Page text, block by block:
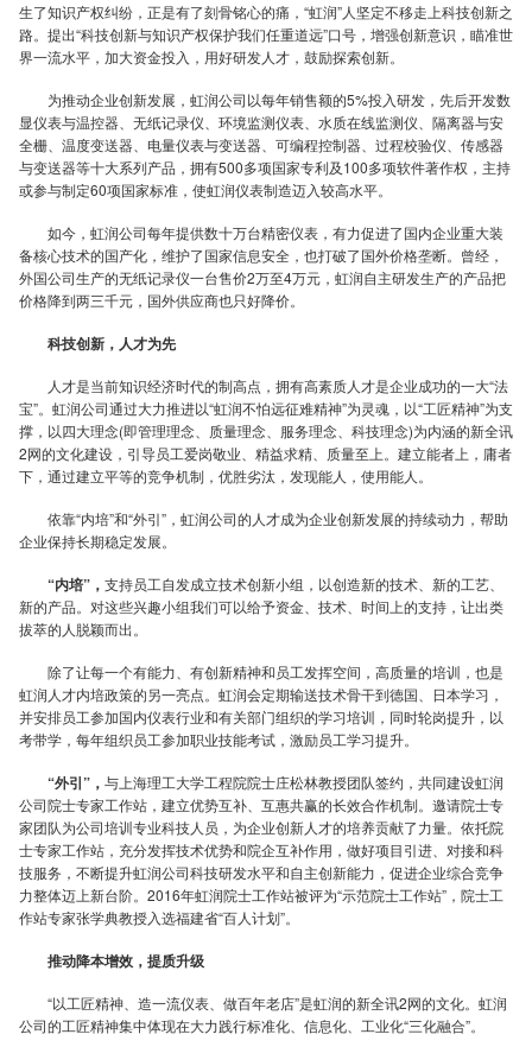
心
一
意
干
实
业，
心
生了知识产权纠纷，正是有了刻骨铭心的痛，“虹润”人坚定不移走上科技创新之
路。提出“科技创新与知识产权保护我们任重道远”口号，增强创新意识，瞄准世
界一流水平，加大资金投入，用好研发人才，鼓励探索创新。
为推动企业创新发展，虹润公司以每年销售额的5%投入研发，先后开发数
显仪表与温控器、无纸记录仪、环境监测仪表、水质在线监测仪、隔离器与安
全栅、温度变送器、电量仪表与变送器、可编程控制器、过程校验仪、传感器
与变送器等十大系列产品，拥有500多项国家专利及100多项软件著作权，主持
或参与制定60项国家标准，使虹润仪表制造迈入较高水平。
如今，虹润公司每年提供数十万台精密仪表，有力促进了国内企业重大装
备核心技术的国产化，维护了国家信息安全，也打破了国外价格垄断。曾经，
外国公司生产的无纸记录仪一台售价2万至4万元，虹润自主研发生产的产品把
价格降到两三千元，国外供应商也只好降价。
科技创新，人才为先
人才是当前知识经济时代的制高点，拥有高素质人才是企业成功的一大“法
宝”。虹润公司通过大力推进以“虹润不怕远征难精神”为灵魂，以“工匠精神”为支
撑，以四大理念(即管理理念、质量理念、服务理念、科技理念)为内涵的新全讯
2网的文化建设，引导员工爱岗敬业、精益求精、质量至上。建立能者上，庸者
下，通过建立平等的竞争机制，优胜劣汰，发现能人，使用能人。
依靠“内培”和“外引”，虹润公司的人才成为企业创新发展的持续动力，帮助
企业保持长期稳定发展。
“内培”， 支持员工自发成立技术创新小组，以创造新的技术、新的工艺、
新的产品。对这些兴趣小组我们可以给予资金、技术、时间上的支持，让出类
拔萃的人脱颖而出。
除了让每一个有能力、有创新精神和员工发挥空间，高质量的培训，也是
虹润人才内培政策的另一亮点。虹润会定期输送技术骨干到德国、日本学习，
并安排员工参加国内仪表行业和有关部门组织的学习培训，同时轮岗提升，以
考带学，每年组织员工参加职业技能考试，激励员工学习提升。
“外引”， 与上海理工大学工程院院士庄松林教授团队签约，共同建设虹润
公司院士专家工作站，建立优势互补、互惠共赢的长效合作机制。邀请院士专
家团队为公司培训专业科技人员，为企业创新人才的培养贡献了力量。依托院
士专家工作站，充分发挥技术优势和院企互补作用，做好项目引进、对接和科
技服务，不断提升虹润公司科技研发水平和自主创新能力，促进企业综合竞争
力整体迈上新台阶。2016年虹润院士工作站被评为“示范院士工作站”，院士工
作站专家张学典教授入选福建省“百人计划”。
推动降本增效，提质升级
“以工匠精神、造一流仪表、做百年老店”是虹润的新全讯2网的文化。虹润
公司的工匠精神集中体现在大力践行标准化、信息化、工业化“三化融合”。